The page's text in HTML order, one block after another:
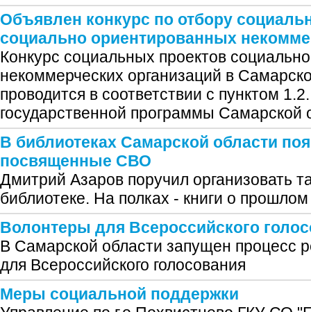
Объявлен конкурс по отбору
социально ориентированных
Конкурс социальных проектов
некоммерческих организаций в
проводится в соответствии с пунктом
государственной программы Самарской
В библиотеках Самарской области
посвященные СВО
Дмитрий Азаров поручил организовать
библиотеке. На полках - книги о
Волонтеры для Всероссийского
В Самарской области запущен процесс
для Всероссийского голосования
Меры социальной поддержки